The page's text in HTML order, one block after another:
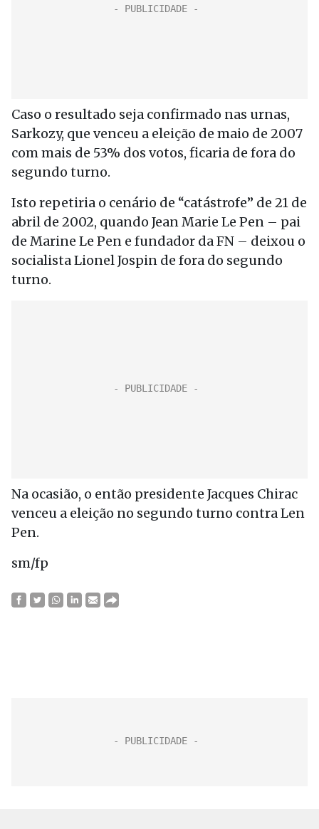
Caso o resultado seja confirmado nas urnas,
Sarkozy, que venceu a eleição de maio de 2007
com mais de 53% dos votos, ficaria de fora do
segundo turno.
Isto repetiria o cenário de “catástrofe” de 21 de
abril de 2002, quando Jean Marie Le Pen – pai
de Marine Le Pen e fundador da FN – deixou o
socialista Lionel Jospin de fora do segundo
turno.
Na ocasião, o então presidente Jacques Chirac
venceu a eleição no segundo turno contra Len
Pen.
sm/fp